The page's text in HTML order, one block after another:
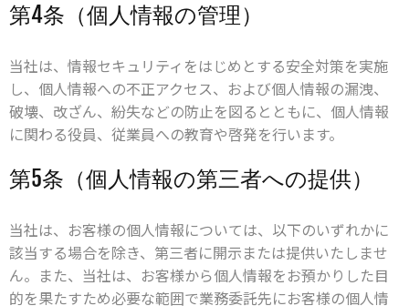
第4条（個人情報の管理）
当社は、情報セキュリティをはじめとする安全対策を実施
し、個人情報への不正アクセス、および個人情報の漏洩、
破壊、改ざん、紛失などの防止を図るとともに、個人情報
に関わる役員、従業員への教育や啓発を行います。
第5条（個人情報の第三者への提供）
当社は、お客様の個人情報については、以下のいずれかに
該当する場合を除き、第三者に開示または提供いたしませ
ん。また、当社は、お客様から個人情報をお預かりした目
的を果たすため必要な範囲で業務委託先にお客様の個人情